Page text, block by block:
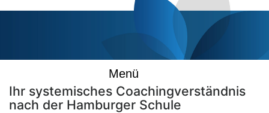
Menü
Ihr systemisches Coachingverständnis
nach der Hamburger Schule